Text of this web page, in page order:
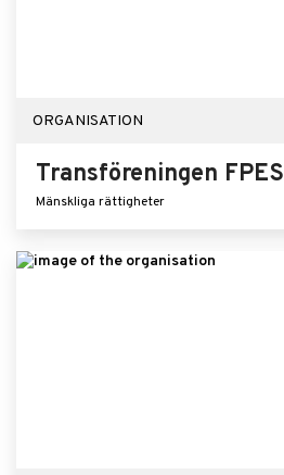
ORGANISATION
Transföreningen FPES
Mänskliga rättigheter